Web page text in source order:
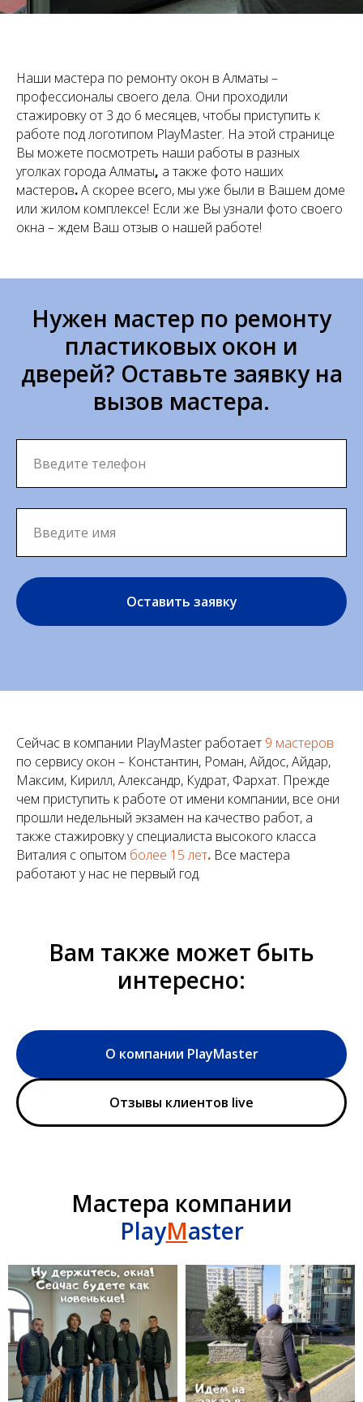
Наши мастера по ремонту окон в Алматы –
профессионалы своего дела. Они проходили
стажировку от 3 до 6 месяцев, чтобы приступить к
работе под логотипом PlayMaster. На этой странице
Вы можете посмотреть наши работы в разных
уголках города Алматы, а также фото наших
мастеров.А скорее всего, мы уже были в Вашем доме
или жилом комплексе! Если же Вы узнали фото своего
окна – ждем Ваш отзыв о нашей работе!
Нужен мастер по ремонту
пластиковых окон и
дверей? Оставьте заявку на
вызов мастера.
Оставить заявку
Сейчас в компании PlayMaster работает 9 мастеров
по сервису окон – Константин, Роман, Айдос, Айдар,
Максим, Кирилл, Александр, Кудрат, Фархат. Прежде
чем приступить к работе от имени компании, все они
прошли недельный экзамен на качество работ, а
также стажировку у специалиста высокого класса
Виталия с опытом более 15 лет. Все мастера
работают у нас не первый год.
Вам также может быть
интересно:
О компании PlayMaster
Отзывы клиентов live
Мастера компании
PlayMaster